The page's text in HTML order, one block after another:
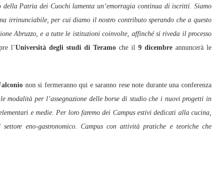
Patria dei Cuochi lamenta un’emorragia continua di iscritti. Siamo
irrinunciabile, per cui diamo il nostro contributo sperando che a questo
Abruzzo, e a tutte le istituzioni coinvolte, affinché si riveda il processo
l’Università degli studi di Teramo che il 9 dicembre annuncerà le
non si fermeranno qui e saranno rese note durante una conferenza
modalità per l’assegnazione delle borse di studio che i nuovi progetti in
e medie. Per loro faremo dei Campus estivi dedicati alla cucina,
eno-gastronomico. Campus con attività pratiche e teoriche che